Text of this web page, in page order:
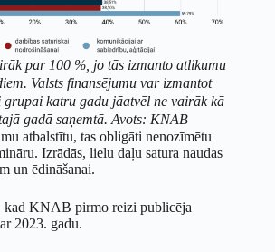
par 100 %, jo tās izmanto atlikumu
Valsts finansējumu var izmantot
grupai katru gadu jāatvēl ne vairāk kā
gadā saņemtā. Avots: KNAB
atbalstītu, tas obligāti nenozīmētu
Izrādās, lielu daļu satura naudas
un ēdināšanai.
kad KNAB pirmo reizi publicēja
2023. gadu.